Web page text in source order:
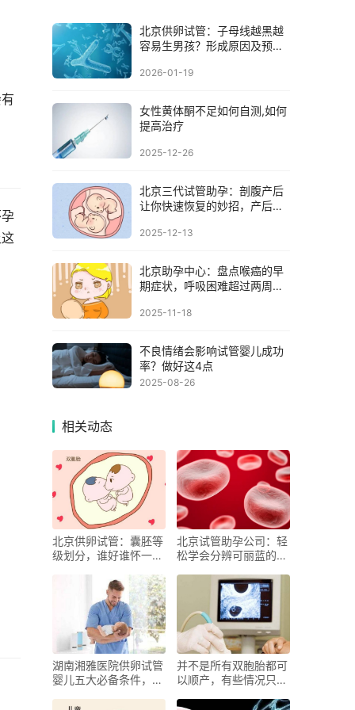
北京供卵试管：子母线越黑越
容易生男孩？形成原因及预防
2026-01-19
女性黄体酮不足如何自测,如何
提高治疗
2025-12-26
北京三代试管助孕：剖腹产后
让你快速恢复的妙招，产后以
2025-12-13
北京助孕中心：盘点喉癌的早
期症状，呼吸困难超过两周就
2025-11-18
不良情绪会影响试管婴儿成功
率？做好这4点
2025-08-26
相关动态
北京供卵试管：囊胚等
级划分，谁好谁怀一分
北京试管助孕公司：轻
松学会分辨可丽蓝的水
湖南湘雅医院供卵试管
婴儿五大必备条件，请
并不是所有双胞胎都可
以顺产，有些情况只能